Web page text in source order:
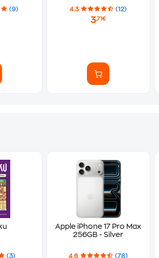
(9)
0254
4.3 (12)
3,71€
(3)
Apple iPhone 17 Pro Max
256GB - Silver
4.6 (78)